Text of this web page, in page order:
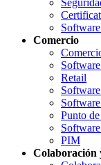
Comercio
Retail
Punto
PIM
Colaboración